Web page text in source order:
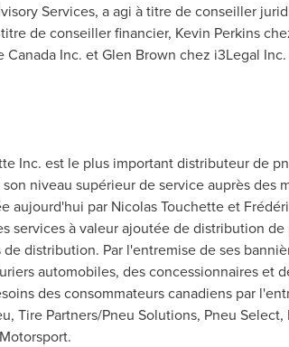
Services, a agi à titre de conseiller
de conseiller financier, Kevin Perkins
Inc. etGlen Brown chez i3Legal
Inc. est le plus important distributeur de
niveau supérieur de service auprès des
aujourd'hui par Nicolas Touchetteet
services à valeur ajoutée de distribution
distribution. Par l'entremise de ses
automobiles, des concessionnaires et
des consommateurs canadiens par
Tire Partners/Pneu Solutions, Pneu